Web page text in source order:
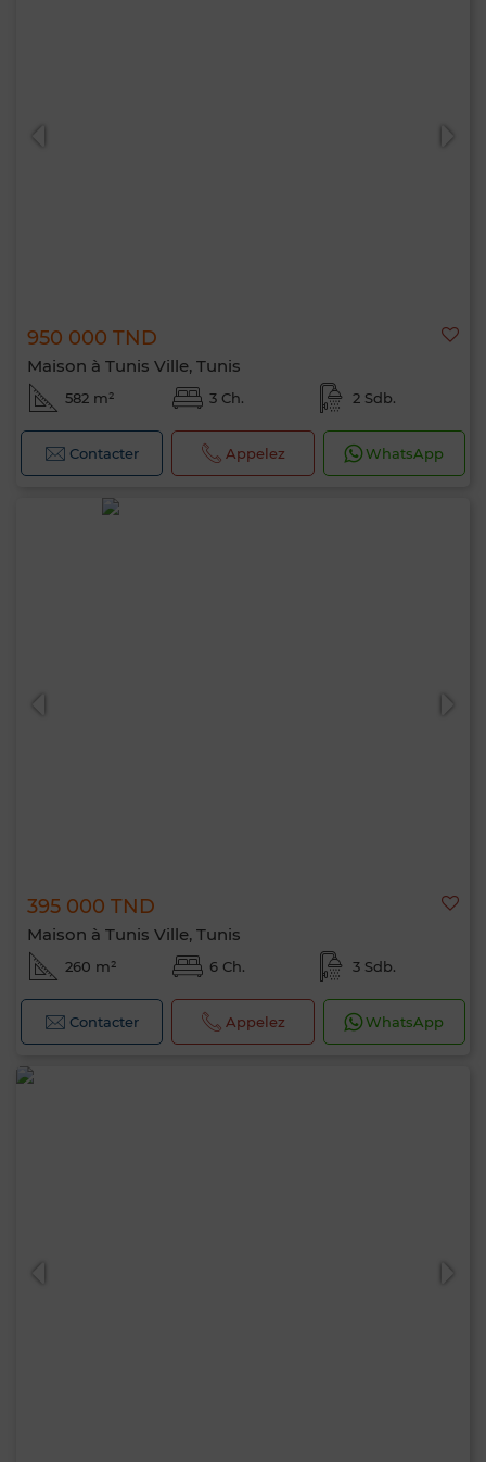
950 000 TND
Maison à Tunis Ville, Tunis
582 m² 3 Ch. 2 Sdb.
Contacter Appelez WhatsApp
395 000 TND
Maison à Tunis Ville, Tunis
260 m² 6 Ch. 3 Sdb.
Contacter Appelez WhatsApp